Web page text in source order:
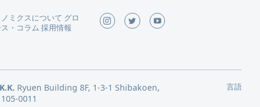
ミクスについて グロ
・ コラム 採用情報
Ryuen Building 8F, 1-3-1 Shibakoen,
0011
言語